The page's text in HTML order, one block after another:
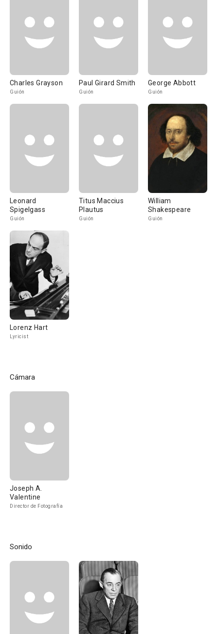
Charles Grayson
Guión
Paul Girard Smith
Guión
George Abbott
Guión
Leonard
Spigelgass
Guión
Titus Maccius
Plautus
Guión
William
Shakespeare
Guión
Lorenz Hart
Lyricist
Cámara
Joseph A.
Valentine
Director de Fotografía
Sonido